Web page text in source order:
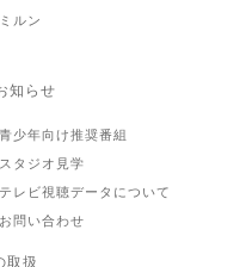
ミルン
知らせ
青少年向け推奨番組
スタジオ見学
テレビ視聴データについて
お問い合わせ
取扱